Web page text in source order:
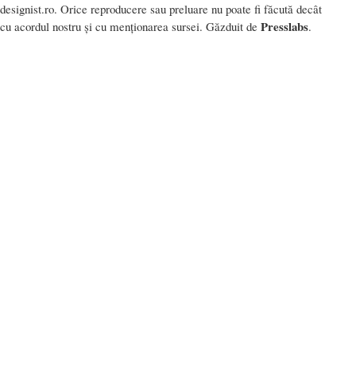
designist.ro. Orice reproducere sau preluare nu poate fi făcută decât
cu acordul nostru și cu menționarea sursei. Găzduit de Presslabs.